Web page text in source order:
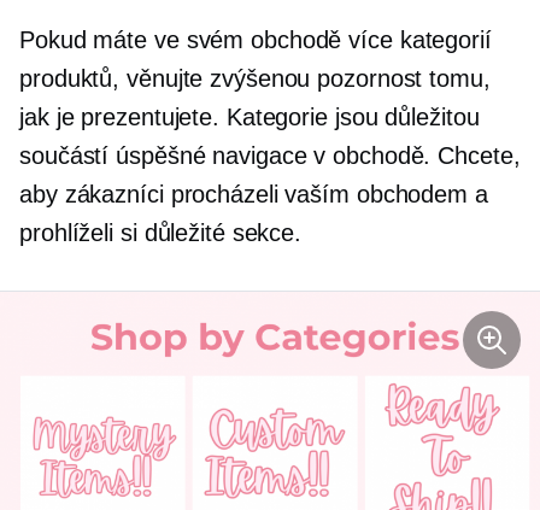
Pokud máte ve svém obchodě více kategorií
produktů, věnujte zvýšenou pozornost tomu,
jak je prezentujete. Kategorie jsou důležitou
součástí úspěšné navigace v obchodě. Chcete,
aby zákazníci procházeli vaším obchodem a
prohlíželi si důležité sekce.